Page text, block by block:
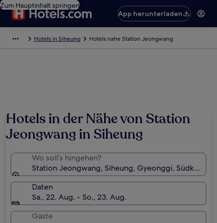
Zum Hauptinhalt springen
App herunterladen
Hotels in Siheung Hotels nahe Station Jeongwang
Hotels in der Nähe von Station
Jeongwang in Siheung
Wo soll’s hingehen?
Station Jeongwang, Siheung, Gyeonggi, Südkorea
Daten
Sa., 22. Aug. - So., 23. Aug.
Gäste